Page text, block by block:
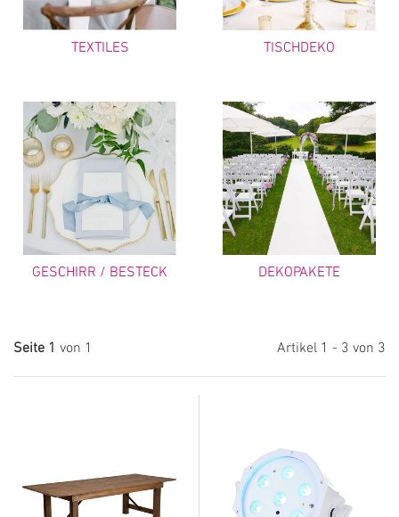
TEXTILES TISCHDEKO
GESCHIRR / BESTECK DEKOPAKETE
Seite 1 von 1 Artikel 1 - 3 von 3